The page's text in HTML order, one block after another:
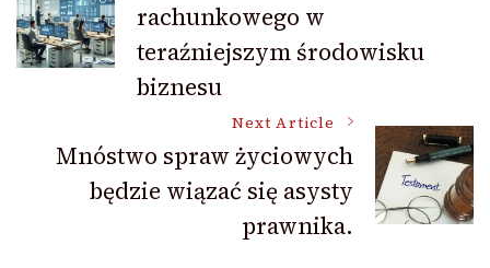
Navigation
rachunkowego w
teraźniejszym środowisku
biznesu
Next Article
Mnóstwo spraw życiowych
będzie wiązać się asysty
prawnika.